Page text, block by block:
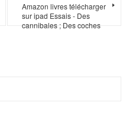
Amazon livres télécharger
sur ipad Essais - Des
cannibales ; Des coches